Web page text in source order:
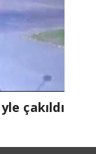
çakıldı